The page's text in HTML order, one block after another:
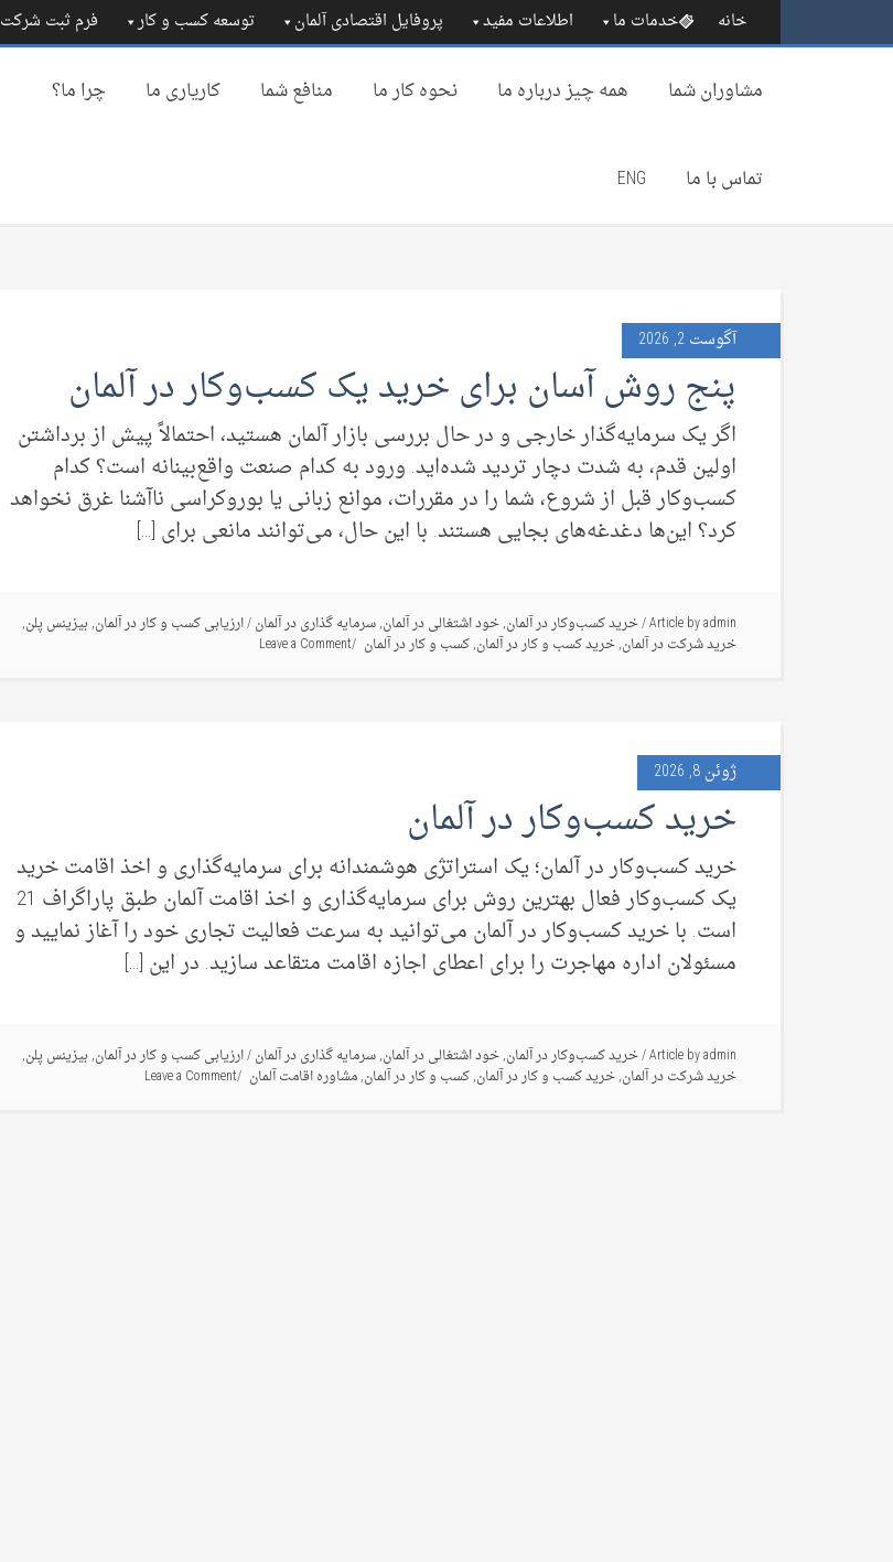
خانه خدمات ما اطلاعات مفید پروفایل اقتصادی آلمان توسعه کسب و کار فرم ثبت شرکت
مشاوران شما همه چیز درباره‌ ما نحوه کار ما منافع شما کاریاری ما چرا ما؟
تماس با ما ENG
آگوست 2, 2026
پنج روش آسان برای خرید یک کسب‌وکار در آلمان
اگر یک سرمایه‌گذار خارجی و در حال بررسی بازار آلمان هستید، احتمالاً پیش از برداشتن
اولین قدم، به شدت دچار تردید شده‌اید. ورود به کدام صنعت واقع‌بینانه است؟ کدام
کسب‌وکار قبل از شروع، شما را در مقررات، موانع زبانی یا بوروکراسی ناآشنا غرق نخواهد
کرد؟ این‌ها دغدغه‌های بجایی هستند. با این حال، می‌توانند مانعی برای […]
Article byadmin
/خرید کسب‌وکار در آلمان,خود اشتغالی در آلمان,سرمایه گذاری در آلمان/ارزیابی کسب و کار در آلمان,بیزینس پلن,
خرید شرکت در آلمان,خرید کسب و کار در آلمان,کسب و کار در آلمان Leave a Comment
ژوئن 8, 2026
خرید کسب‌وکار در آلمان
خرید کسب‌وکار در آلمان؛ یک استراتژی هوشمندانه برای سرمایه‌گذاری و اخذ اقامت خرید
یک کسب‌وکار فعال بهترین روش برای سرمایه‌گذاری و اخذ اقامت آلمان طبق پاراگراف 21
است. با خرید کسب‌وکار در آلمان می‌توانید به سرعت فعالیت تجاری خود را آغاز نمایید و
مسئولان اداره مهاجرت را برای اعطای اجازه اقامت متقاعد سازید. در این […]
Article byadmin
/خرید کسب‌وکار در آلمان,خود اشتغالی در آلمان,سرمایه گذاری در آلمان/ارزیابی کسب و کار در آلمان,بیزینس پلن,
خرید شرکت در آلمان,خرید کسب و کار در آلمان,کسب و کار در آلمان,مشاوره اقامت آلمان Leave a Comment